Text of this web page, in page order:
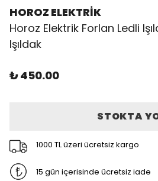
HOROZ ELEKTRİK
Horoz Elektrik Forlan Ledli
Işıldak
₺ 450.00
STOKTA
1000 TL üzeri ücretsiz kargo
15 gün içerisinde ücretsiz iade